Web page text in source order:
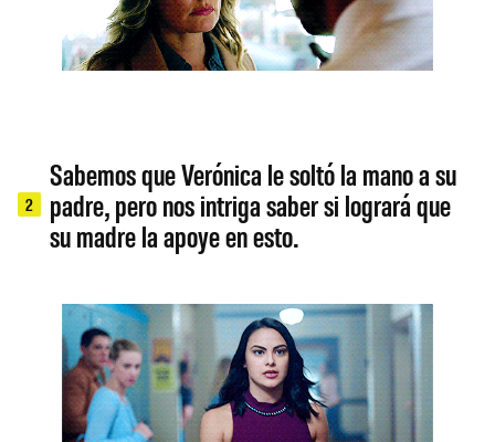
2
Sabemos que Verónica le soltó la mano a su
padre, pero nos intriga saber si logrará que
su madre la apoye en esto.